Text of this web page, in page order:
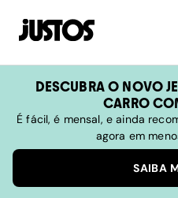
DESCUBRA O NOVO
CARRO
É fácil, é mensal, e ainda
agora em
SAIBA